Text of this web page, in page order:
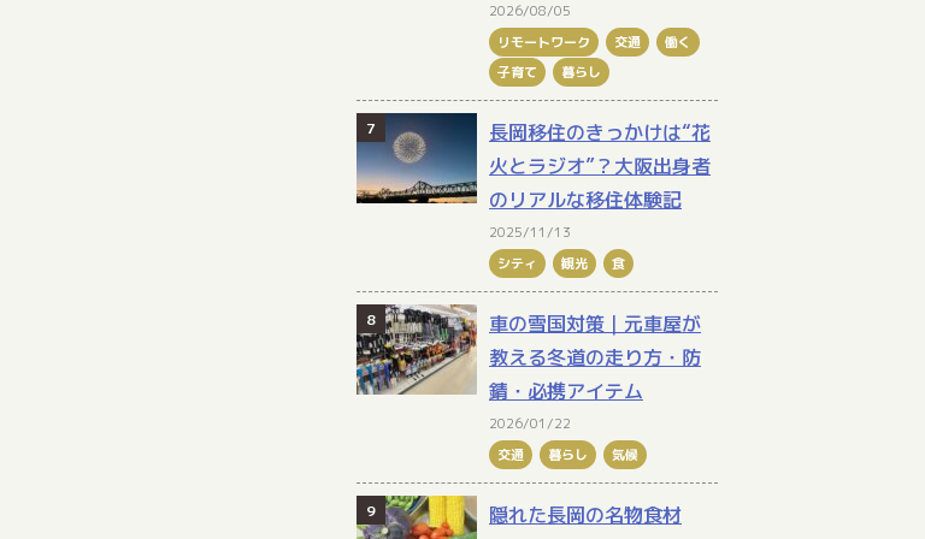
2026/08/05
リモートワーク
交通
働く
子育て
暮らし
長岡移住のきっかけは“花
火とラジオ”？大阪出身者
のリアルな移住体験記
2025/11/13
シティ
観光 食
車の雪国対策｜元車屋が
教える冬道の走り方・防
錆・必携アイテム
2026/01/22
交通
暮らし 気候
隠れた長岡の名物食材